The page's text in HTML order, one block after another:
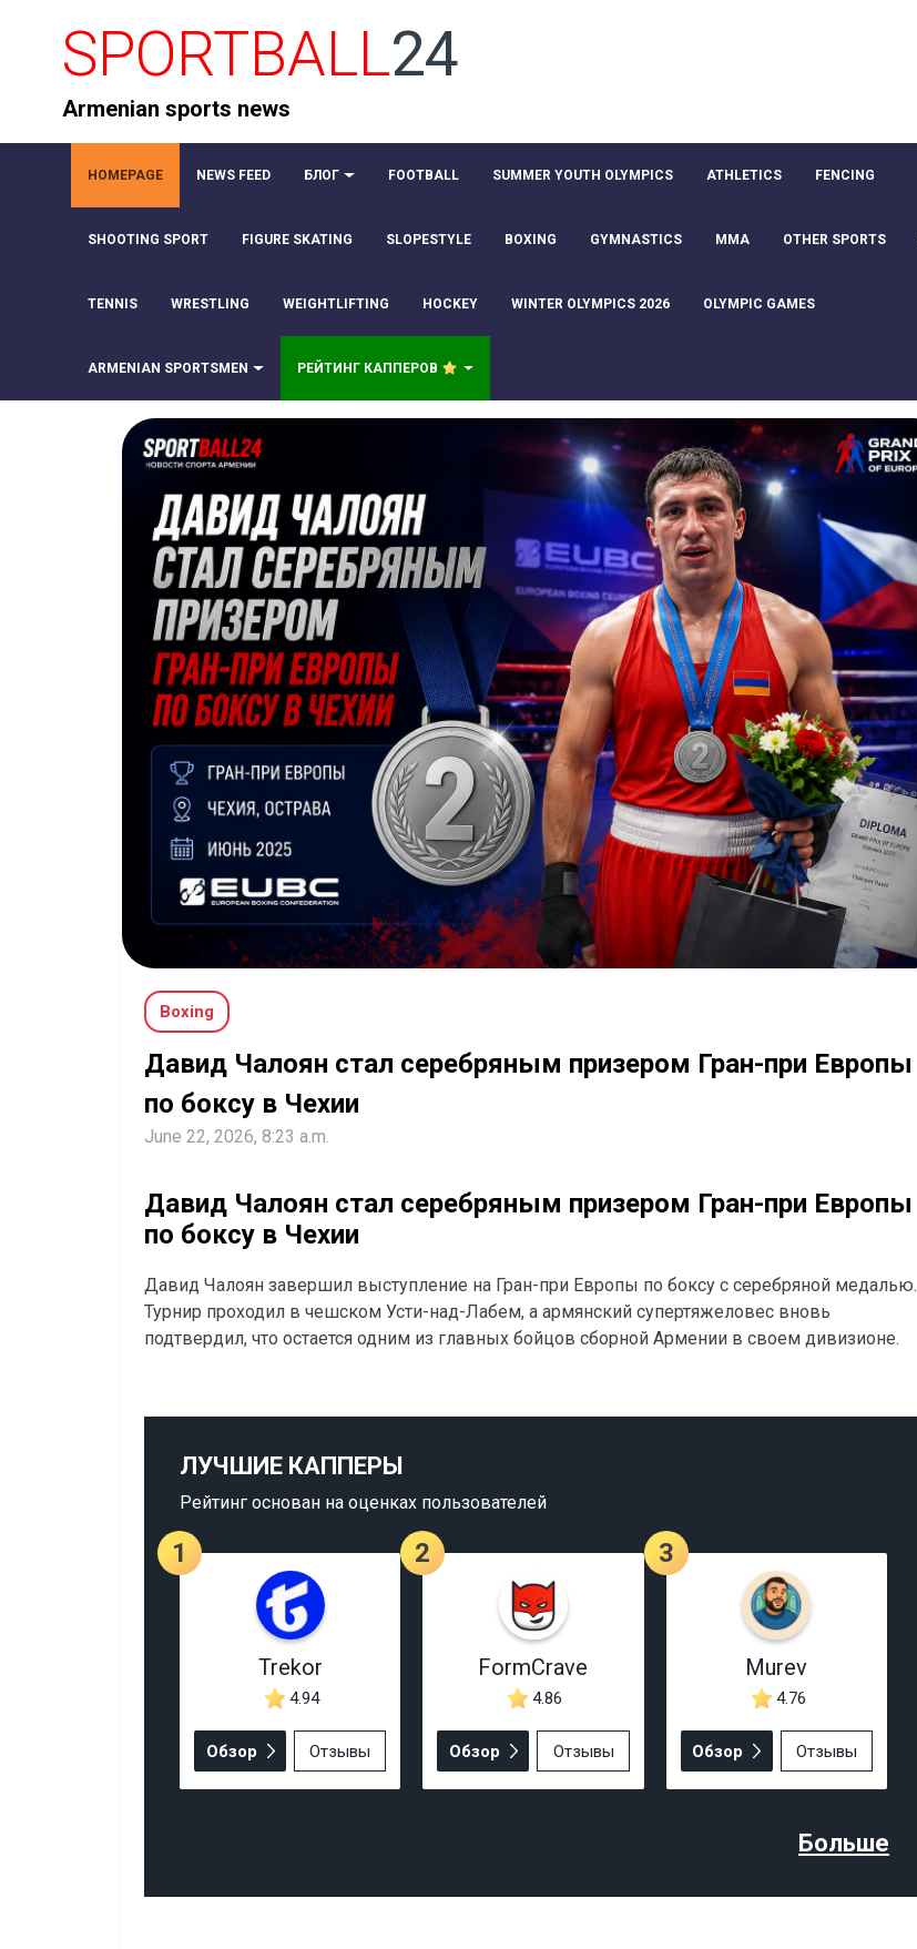
SPORTBALL24
Armenian sports news
HOMEPAGE NEWS FEED БЛОГ FOOTBALL SUMMER YOUTH OLYMPICS ATHLETICS FENCING
SHOOTING SPORT FIGURE SKATING SLOPESTYLE BOXING GYMNASTICS MMA OTHER SPORTS
TENNIS WRESTLING WEIGHTLIFTING HOCKEY WINTER OLYMPICS 2026 OLYMPIC GAMES
ARMENIAN SPORTSMEN РЕЙТИНГ КАППЕРОВ
Boxing
Давид Чалоян стал серебряным призером Гран-при Европы
по боксу в Чехии
June 22, 2026, 8:23 a.m.
Давид Чалоян стал серебряным призером Гран-при Европы
по боксу в Чехии
Давид Чалоян завершил выступление на Гран-при Европы по боксу с серебряной медалью.
Турнир проходил в чешском Усти-над-Лабем, а армянский супертяжеловес вновь
подтвердил, что остается одним из главных бойцов сборной Армении в своем дивизионе.
ЛУЧШИЕ КАППЕРЫ
Рейтинг основан на оценках пользователей
1
Trekor
4.94
Обзор Отзывы
2
FormCrave
4.86
Обзор Отзывы
3
Murev
4.76
Обзор Отзывы
Больше